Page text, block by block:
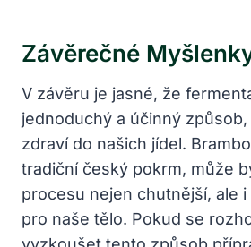
Závěrečné
V závěru je jasné, že
jednoduchý a účinný
zdraví do našich jídel.
tradiční český pokrm, může
procesu nejen chutnější, ale
pro naše tělo. Pokud se